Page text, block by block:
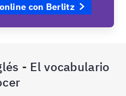
con Berlitz
- El vocabulario